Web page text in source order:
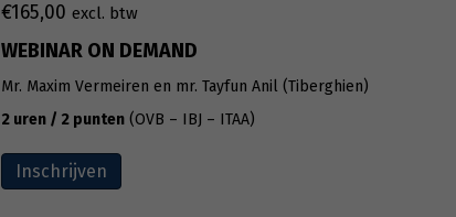
€165,00 excl. btw
WEBINAR ON DEMAND
Mr. Maxim Vermeiren en mr. Tayfun Anil (Tiberghien)
2 uren / 2 punten(OVB – IBJ – ITAA)
Inschrijven